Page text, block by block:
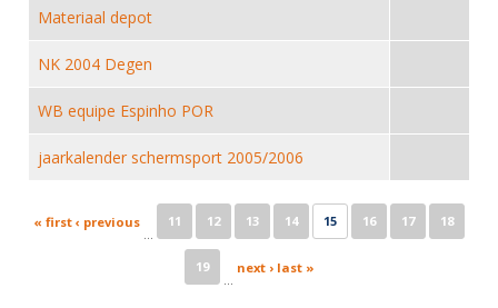
Overschrijven leden
Import inschrijvingen uit Nahouw
Verwerk wedstrijduitslagen
NK organiseren
Promotie en logo
Geschiedenis van het schermen
Bibliotheek
Touché
Materiaal depot
NK 2004 Degen
WB equipe Espinho POR
jaarkalender schermsport 2005/2006
Pages
« first ‹ previous
…
11 12 13 14 15 16 17 18
19
…
next › last »